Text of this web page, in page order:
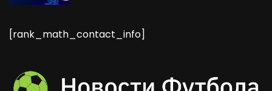
[rank_math_contact_info]